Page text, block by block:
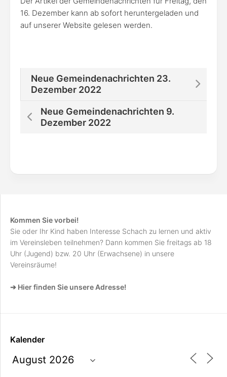
16. Dezember kann ab sofort heruntergeladen und
auf unserer Website gelesen werden.
Neue Gemeindenachrichten 23.
Dezember 2022
Neue Gemeindenachrichten 9.
Dezember 2022
Kommen Sie vorbei!
Sie oder Ihr Kind haben Interesse Schach zu lernen und aktiv
im Vereinsleben teilnehmen? Dann kommen Sie freitags ab 18
Uhr (Jugend) bzw. 20 Uhr (Erwachsene) in unsere
Vereinsräume!
➔ Hier finden Sie unsere Adresse!
Kalender